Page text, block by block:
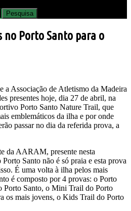
no Porto Santo para o
a Associação de Atletismo da Madeira
presentes hoje, dia 27 de abril, na
Porto Santo Nature Trail, que
emblemáticos da ilha e por onde
passar no dia da referida prova, a
da AARAM, presente nesta
Porto Santo não é só praia e esta prova
É uma volta à ilha pelos mais
é composto por 4 provas: o Porto
Porto Santo, o Mini Trail do Porto
os mais jovens, o Kids Trail do Porto